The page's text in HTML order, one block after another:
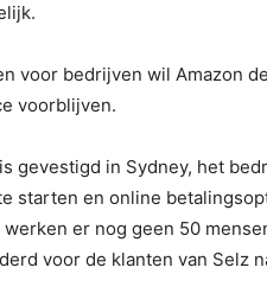
voor bedrijven wil Amazon
voorblijven.
gevestigd in Sydney, het
starten en online
er nog geen 50
voor de klanten van Selz